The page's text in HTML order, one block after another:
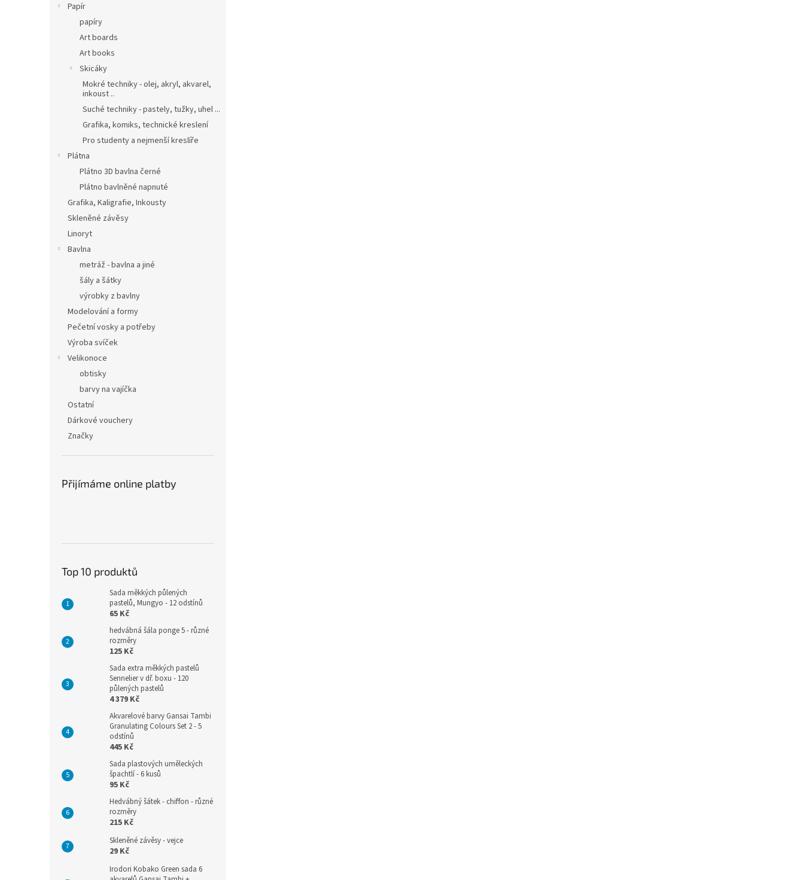
Papír
papíry
Art boards
Art books
Skicáky
Mokré techniky - olej, akryl, akvarel,
inkoust ..
Suché techniky - pastely, tužky, uhel ...
Grafika, komiks, technické kreslení
Pro studenty a nejmenší kreslíře
Plátna
Plátno 3D bavlna černé
Plátno bavlněné napnuté
Grafika, Kaligrafie, Inkousty
Skleněné závěsy
Linoryt
Bavlna
metráž - bavlna a jiné
šály a šátky
výrobky z bavlny
Modelování a formy
Pečetní vosky a potřeby
Výroba svíček
Velikonoce
obtisky
barvy na vajíčka
Ostatní
Dárkové vouchery
Značky
Přijímáme online platby
Top 10 produktů
Sada měkkých půlených
pastelů, Mungyo - 12 odstínů
65 Kč
hedvábná šála ponge 5 - různé
rozměry
125 Kč
Sada extra měkkých pastelů
Sennelier v dř. boxu - 120
půlených pastelů
4 379 Kč
Akvarelové barvy Gansai Tambi
Granulating Colours Set 2 - 5
odstínů
445 Kč
Sada plastových uměleckých
špachtlí - 6 kusů
95 Kč
Hedvábný šátek - chiffon - různé
rozměry
215 Kč
Skleněné závěsy - vejce
29 Kč
Irodori Kobako Green sada 6